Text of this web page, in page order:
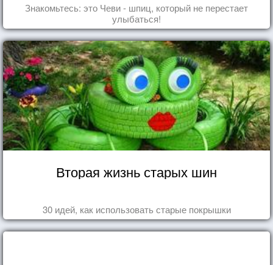
Знакомьтесь: это Чеви - шпиц, который не перестает
улыбаться!
Вторая жизнь старых шин
30 идей, как использовать старые покрышки